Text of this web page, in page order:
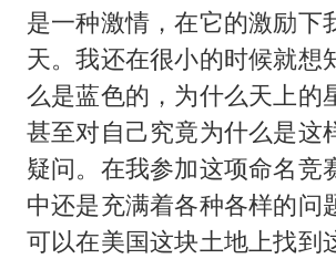
是一种激情，在它的激励下
天。我还在很小的时候就想
么是蓝色的，为什么天上的
甚至对自己究竟为什么是这
疑问。在我参加这项命名竞
中还是充满着各种各样的问
可以在美国这块土地上找到